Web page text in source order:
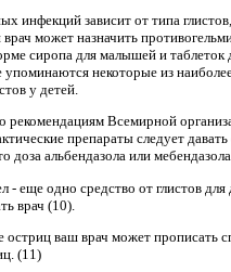
инфекций зависит от типа
может назначить
сиропа для малышей и таблеток
упоминаются некоторые из
у детей.
рекомендациям Всемирной
препараты следует
доза альбендазола или
- еще одно средство от глистов
врач (10).
остриц ваш врач может прописать
(11)